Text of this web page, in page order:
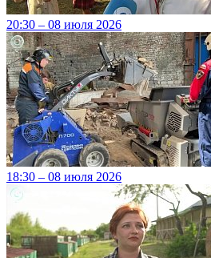
20:30 – 08 июля 2026
18:30 – 08 июля 2026